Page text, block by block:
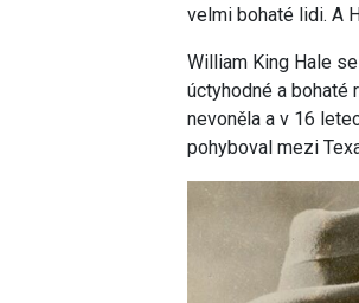
velmi bohaté lidi. A
William King Hale
úctyhodné a bohaté
nevoněla a v 16
pohyboval mezi